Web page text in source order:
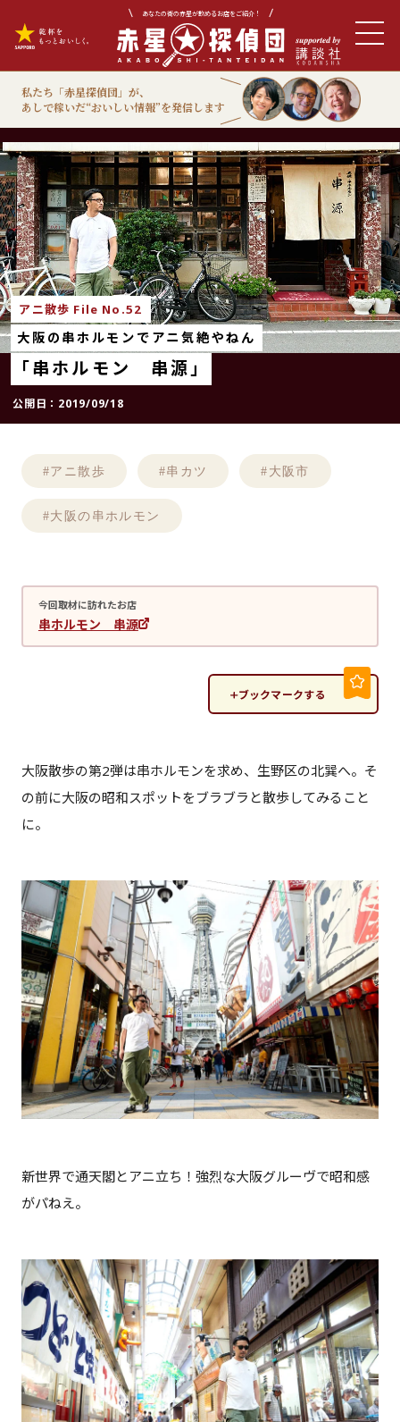
あなたの街の赤星が飲めるお店をご紹介！
私たち「赤星探偵団」が、
あしで稼いだ“おいしい情報”を発信します
アニ散歩 File No.52
大阪の串ホルモンでアニ気絶やねん
「串ホルモン 串源」
公開日： 2019/09/18
#アニ散歩 #串カツ #大阪市
#大阪の串ホルモン
今回取材に訪れたお店
串ホルモン 串源
ブックマークする
大阪散歩の第2弾は串ホルモンを求め、生野区の北巽へ。そ
の前に大阪の昭和スポットをブラブラと散歩してみること
に。
新世界で通天閣とアニ立ち！強烈な大阪グルーヴで昭和感
がパねえ。